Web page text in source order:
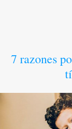
7 razones